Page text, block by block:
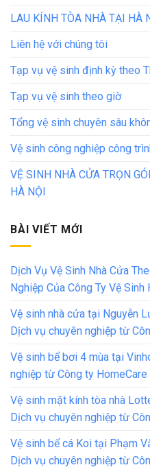
LAU KÍNH TÒA NHÀ TẠI HÀ
Liên hệ với chúng tôi
Tạp vụ vệ sinh định kỳ theo
Tạp vụ vệ sinh theo giờ
Tổng vệ sinh chuyên sâu
Vệ sinh công nghiệp công
VỆ SINH NHÀ CỬA TRỌN
HÀ NỘI
BÀI VIẾT MỚI
Dịch Vụ Vệ Sinh Nhà Cửa
Nghiệp Của Công Ty Vệ Sinh
Vệ sinh nhà cửa tại Nguyễn
Dịch vụ chuyên nghiệp từ
Vệ sinh bể bơi 4 mùa tại
nghiệp từ Công ty HomeCare
Vệ sinh mặt kính tòa nhà
Dịch vụ chuyên nghiệp từ
Vệ sinh bể cá Koi tại Phạm
Dịch vụ chuyên nghiệp từ